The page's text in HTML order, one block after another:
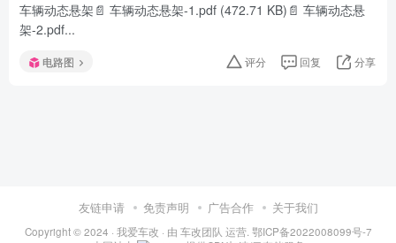
车辆动态悬架📄 车辆动态悬架-1.pdf (472.71 KB)📄 车辆动态悬
架-2.pdf...
电路图 评分 回复 分享
友链申请 免责声明 广告合作 关于我们
Copyright © 2024 · 我爱车改 · 由 车改团队 运营. 鄂ICP备2022008099号-7